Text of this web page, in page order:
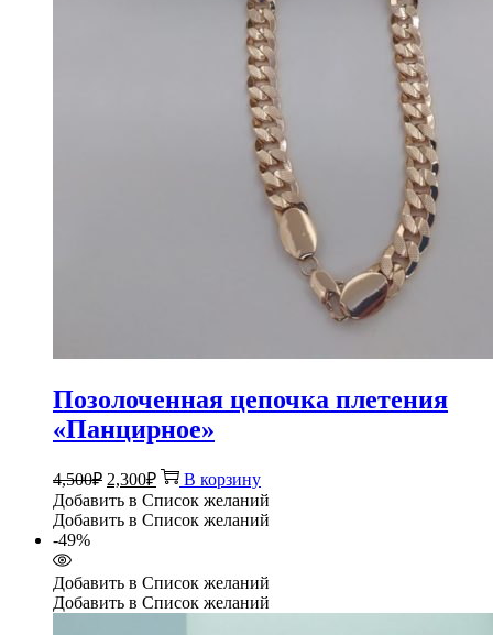
Позолоченная цепочка плетения
«Панцирное»
4,500₽ Первоначальная
цена
составляла
2,300₽Текущая
цена:
2,300₽.
В корзину
Добавить в Список желаний
Добавить в Список желаний
-49%
Добавить в Список желаний
Добавить в Список желаний